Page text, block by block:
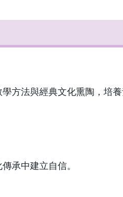
方法與經典文化熏陶，培
承中建立自信。